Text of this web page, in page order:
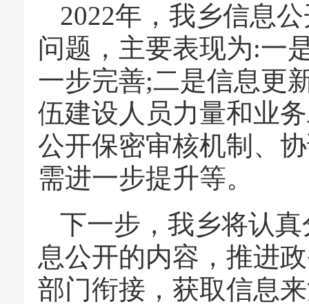
2022年，我乡信息
问题，主要表现为:一
一步完善;二是信息更
伍建设人员力量和业
公开保密审核机制、
需进一步提升等。
下一步，我乡将认
息公开的内容，推进
部门衔接，获取信息